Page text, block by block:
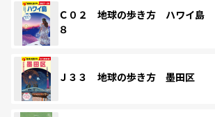
Ｃ０２ 地球の歩き方 ハワイ島
８
Ｊ３３ 地球の歩き方 墨田区